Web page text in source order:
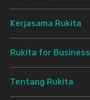
Kerjasama Rukita
Rukita for Business
Tentang Rukita